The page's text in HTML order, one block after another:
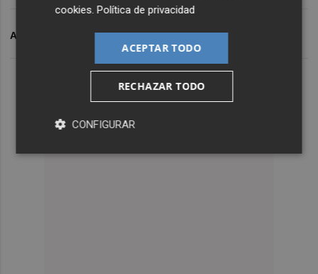
ARCHIVADO EN RAP CÁNCER
cookies .Política de privacidad
ACEPTAR TODO
RECHAZAR TODO
CONFIGURAR